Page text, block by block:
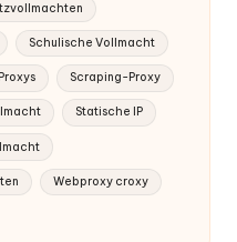
Schulische Vollmacht
Scraping-Proxy
Statische IP
Webproxy croxy